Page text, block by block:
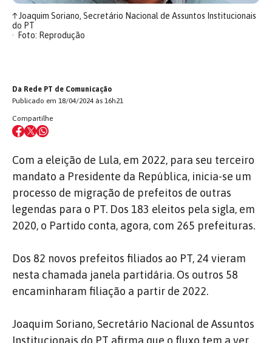
↑Joaquim Soriano, Secretário Nacional de Assuntos Institucionais
do PT
Foto: Reprodução
Da Rede PT de Comunicação
Publicado em 18/04/2024 às 16h21
Compartilhe
Com a eleição de Lula, em 2022, para seu terceiro
mandato a Presidente da República, inicia-se um
processo de migração de prefeitos de outras
legendas para o PT. Dos 183 eleitos pela sigla, em
2020, o Partido conta, agora, com 265 prefeituras.
Dos 82 novos prefeitos filiados ao PT, 24 vieram
nesta chamada janela partidária. Os outros 58
encaminharam filiação a partir de 2022.
Joaquim Soriano, Secretário Nacional de Assuntos
Institucionais do PT afirma que o fluxo tem a ver